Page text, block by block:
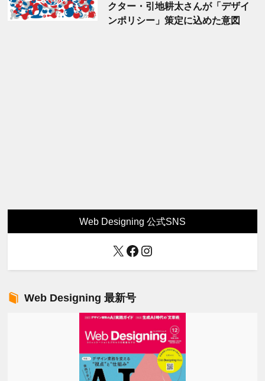
クター・引地耕太さんが「デザイ
ンポリシー」策定に込めた意図
Web Designing 公式SNS
X Facebook
Instagram
Web Designing 最新号